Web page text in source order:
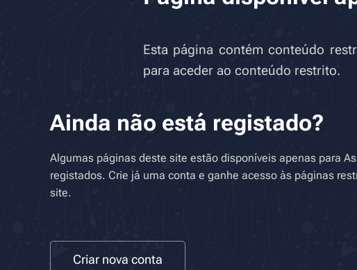
Esta página contém conteúdo
para aceder ao conteúdo restrito.
Ainda não está registado?
Algumas páginas deste site estão disponíveis apenas para
registados. Crie já uma conta e ganhe acesso às páginas
site.
Criar nova conta